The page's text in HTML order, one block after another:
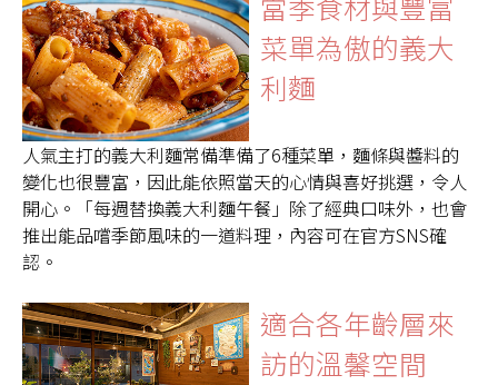
菜單為傲的義大
利麵
人氣主打的義大利麵常備準備了6種菜單，麵條與醬料的
變化也很豐富，因此能依照當天的心情與喜好挑選，令人
開心。「每週替換義大利麵午餐」除了經典口味外，也會
推出能品嚐季節風味的一道料理，內容可在官方SNS確
認。
適合各年齡層來
訪的溫馨空間